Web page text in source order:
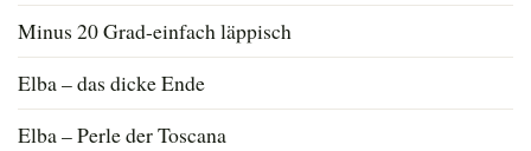
Minus 20 Grad-einfach läppisch
Elba – das dicke Ende
Elba – Perle der Toscana